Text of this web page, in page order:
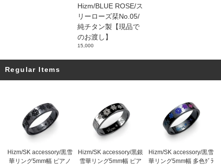
Hizm/BLUE ROSE/ス
リーローズ栞No.05/
純チタン製【現品で
のお渡し】
15,000
Regular Items
Hizm/SK accessory/黒雪
華リング5mm幅 ピアノ
Hizm/SK accessory/黒銀
雪華リング5mm幅 ピア
Hizm/SK accessory/黒雪
華リング5mm幅 多色ｸﾞﾗ